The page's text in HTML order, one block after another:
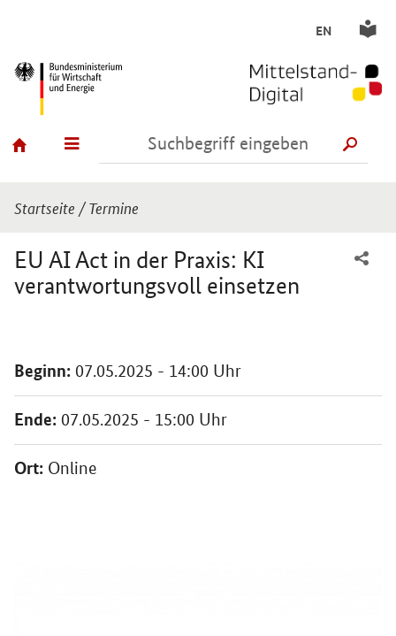
EN
Sie sind hier:
Startseite /Termine
EU AI Act in der Praxis:​ KI
verantwortungsvoll einsetzen
Beginn: 07.05.2025 - 14:00 Uhr
Ende: 07.05.2025 - 15:00 Uhr
Ort: Online